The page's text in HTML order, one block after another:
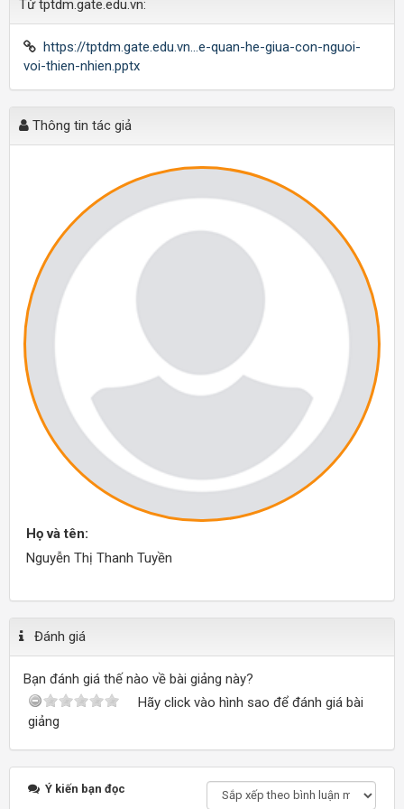
Từ tptdm.gate.edu.vn:
https://tptdm.gate.edu.vn...e-quan-he-giua-con-nguoi-
voi-thien-nhien.pptx
Thông tin tác giả
Họ và tên:
Nguyễn Thị Thanh Tuyền
Đánh giá
Bạn đánh giá thế nào về bài giảng này?
Hãy click vào hình sao để đánh giá bài
giảng
Ý kiến bạn đọc